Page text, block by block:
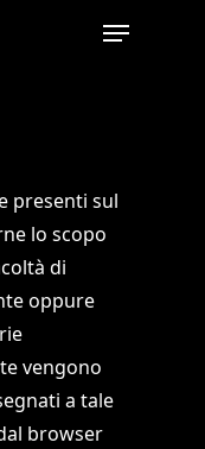
Menu
presenti sul
lo scopo
di
oppure
vengono
a tale
browser